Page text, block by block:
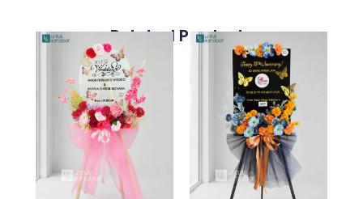
Related Products